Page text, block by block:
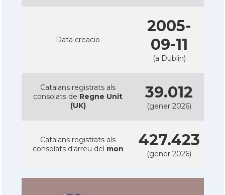
Data creacio
2005-
09-11
(a Dublin)
Catalans registrats als
consolats de Regne Unit
(UK)
39.012
(gener 2026)
Catalans registrats als
consolats d'arreu del mon 427.423
(gener 2026)